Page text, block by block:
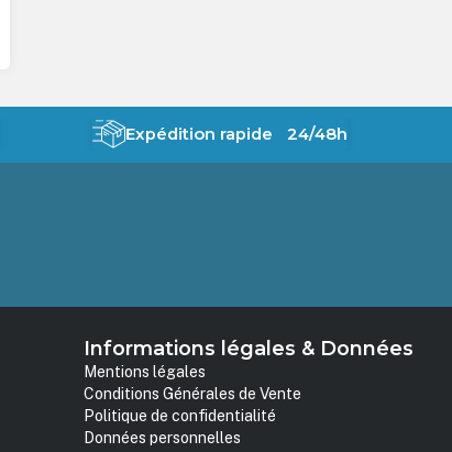
Expédition rapide 24/48h
Informations légales & Données
Mentions légales
Conditions Générales de Vente
Politique de confidentialité
Données personnelles